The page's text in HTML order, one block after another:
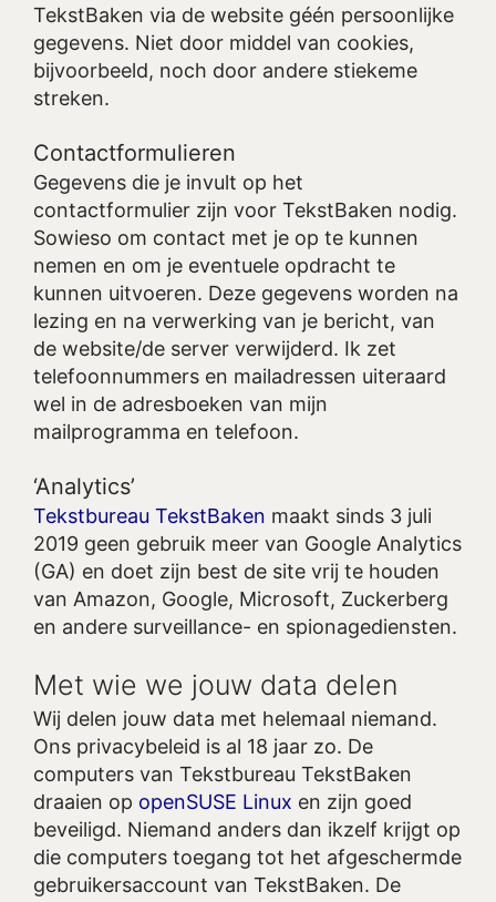
TekstBaken via de website géén persoonlijke
gegevens. Niet door middel van cookies,
bijvoorbeeld, noch door andere stiekeme
streken.
Contactformulieren
Gegevens die je invult op het
contactformulier zijn voor TekstBaken nodig.
Sowieso om contact met je op te kunnen
nemen en om je eventuele opdracht te
kunnen uitvoeren. Deze gegevens worden na
lezing en na verwerking van je bericht, van
de website/de server verwijderd. Ik zet
telefoonnummers en mailadressen uiteraard
wel in de adresboeken van mijn
mailprogramma en telefoon.
‘Analytics’
Tekstbureau TekstBaken maakt sinds 3 juli
2019 geen gebruik meer van Google Analytics
(GA) en doet zijn best de site vrij te houden
van Amazon, Google, Microsoft, Zuckerberg
en andere surveillance- en spionagediensten.
Met wie we jouw data delen
Wij delen jouw data met helemaal niemand.
Ons privacybeleid is al 18 jaar zo. De
computers van Tekstbureau TekstBaken
draaien op openSUSE Linux en zijn goed
beveiligd. Niemand anders dan ikzelf krijgt op
die computers toegang tot het afgeschermde
gebruikersaccount van TekstBaken. De